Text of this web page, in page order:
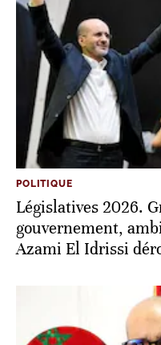
POLITIQUE
Législatives 2026.
gouvernement,
Azami El Idrissi